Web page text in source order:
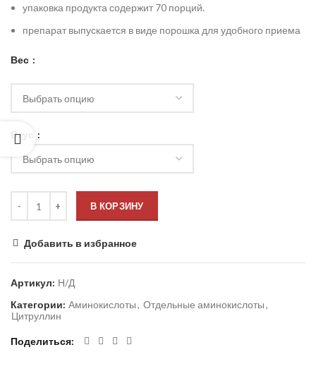
упаковка продукта содержит 70 порций.
препарат выпускается в виде порошка для удобного приема
Вес
Вкус
В КОРЗИНУ
Добавить в избранное
Артикул: Н/Д
Категории: Аминокислоты, Отдельные аминокислоты,
Цитруллин
Поделиться